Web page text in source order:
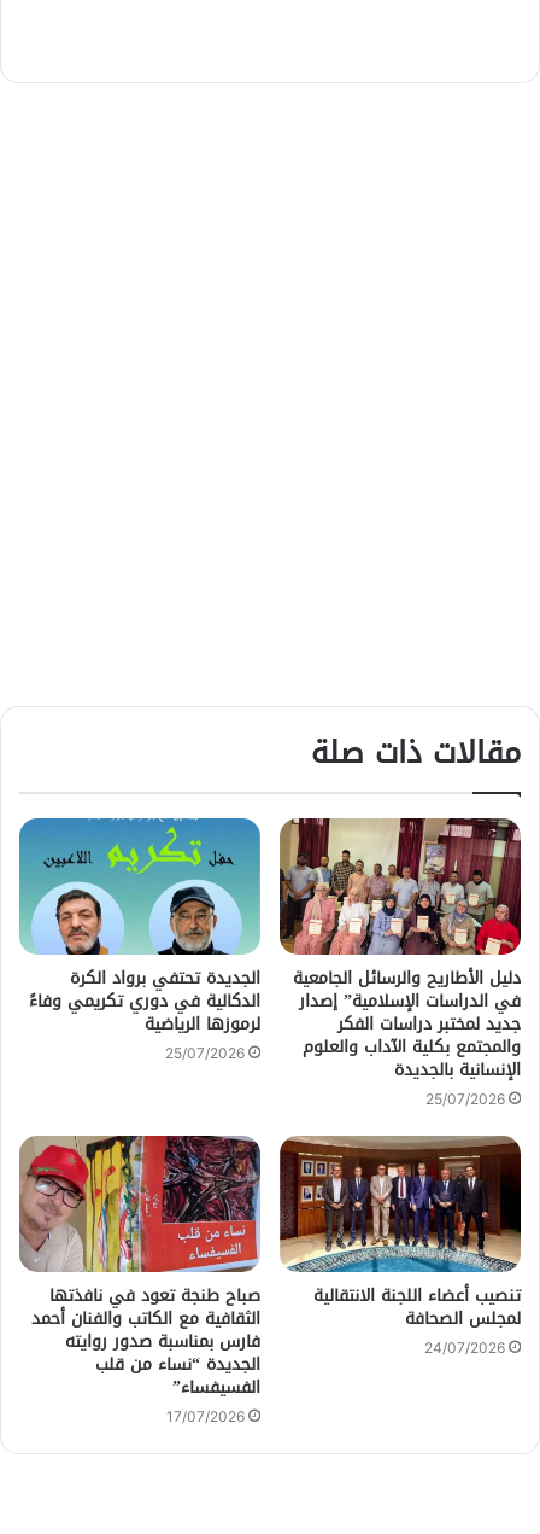
مقالات ذات صلة
دليل الأطاريح والرسائل الجامعية
في الدراسات الإسلامية” إصدار
جديد لمختبر دراسات الفكر
والمجتمع بكلية الآداب والعلوم
الإنسانية بالجديدة
25/07/2026
الجديدة تحتفي برواد الكرة
الدكالية في دوري تكريمي وفاءً
لرموزها الرياضية
25/07/2026
تنصيب أعضاء اللجنة الانتقالية
لمجلس الصحافة
24/07/2026
صباح طنجة تعود في نافذتها
الثقافية مع الكاتب والفنان أحمد
فارس بمناسبة صدور روايته
الجديدة “نساء من قلب
الفسيفساء”
17/07/2026